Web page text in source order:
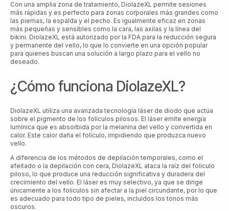
Con una amplia zona de tratamiento, DiolazeXL permite sesiones
más rápidas y es perfecto para zonas corporales más grandes como
las piernas, la espalda y el pecho. Es igualmente eficaz en zonas
más pequeñas y sensibles como la cara, las axilas y la línea del
bikini. DiolazeXL está autorizado por la FDA para la reducción segura
y permanente del vello, lo que lo convierte en una opción popular
para quienes buscan una solución a largo plazo para el vello no
deseado.
¿Cómo funciona DiolazeXL?
DiolazeXL utiliza una avanzada tecnología láser de diodo que actúa
sobre el pigmento de los folículos pilosos. El láser emite energía
lumínica que es absorbida por la melanina del vello y convertida en
calor. Este calor daña el folículo, impidiendo que produzca nuevo
vello.
A diferencia de los métodos de depilación temporales, como el
afeitado o la depilación con cera, DiolazeXL ataca la raíz del folículo
piloso, lo que produce una reducción significativa y duradera del
crecimiento del vello. El láser es muy selectivo, ya que se dirige
únicamente a los folículos sin afectar a la piel circundante, por lo que
es adecuado para todo tipo de pieles, incluidos los tonos más
oscuros.